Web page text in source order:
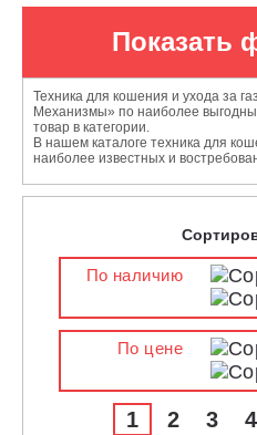
Показать
Техника для кошения и ухода за
Механизмы» по наиболее
товар в категории.
В нашем каталоге техника для
наиболее известных и
По наличию
По цене
1 2 3 4